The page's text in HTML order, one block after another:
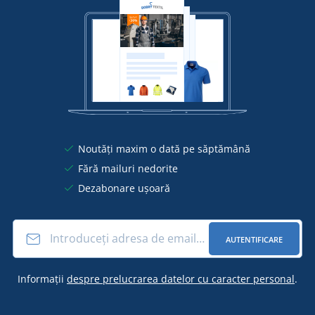
Noutăți maxim o dată pe săptămână
Fără mailuri nedorite
Dezabonare ușoară
AUTENTIFICARE
Informații despre prelucrarea datelor cu caracter personal.